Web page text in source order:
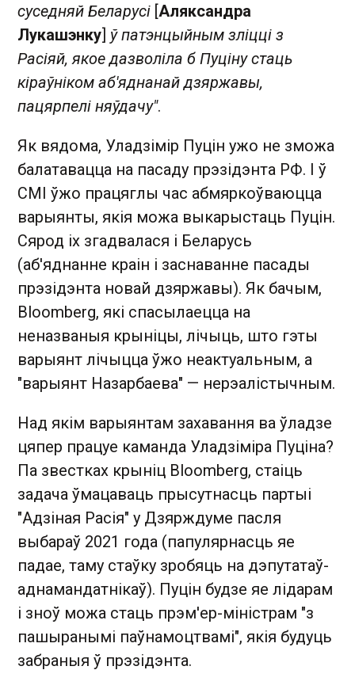
суседняй Беларусі [Аляксандра
Лукашэнку] ў патэнцыйным зліцці з
Расіяй, якое дазволіла б Пуціну стаць
кіраўніком аб'яднанай дзяржавы,
пацярпелі няўдачу".
Як вядома, Уладзімір Пуцін ужо не зможа
балатавацца на пасаду прэзідэнта РФ. І ў
СМІ ўжо працяглы час абмяркоўваюцца
варыянты, якія можа выкарыстаць Пуцін.
Сярод іх згадвалася і Беларусь
(аб'яднанне краін і заснаванне пасады
прэзідэнта новай дзяржавы). Як бачым,
Bloomberg, які спасылаецца на
неназваныя крыніцы, лічыць, што гэты
варыянт лічыцца ўжо неактуальным, а
"варыянт Назарбаева" — нерэалістычным.
Над якім варыянтам захавання ва ўладзе
цяпер працуе каманда Уладзіміра Пуціна?
Па звестках крыніц Bloomberg, стаіць
задача ўмацаваць прысутнасць партыі
"Адзіная Расія" у Дзярждуме пасля
выбараў 2021 года (папулярнасць яе
падае, таму стаўку зробяць на дэпутатаў-
аднамандатнікаў). Пуцін будзе яе лідарам
і зноў можа стаць прэм'ер-міністрам "з
пашыранымі паўнамоцтвамі", якія будуць
забраныя ў прэзідэнта.